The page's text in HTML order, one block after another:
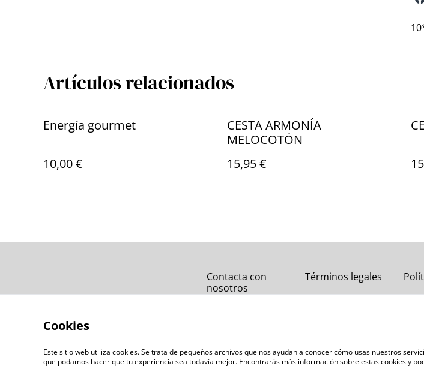
Artículos relacionados
Energía gourmet
10,00 €
CESTA ARMONÍA
MELOCOTÓN
15,95 €
Contacta con
nosotros
Términos legales
Cookies
Este sitio web utiliza cookies. Se trata de pequeños archivos que nos ayudan a conocer cómo usas nuestros
que podamos hacer que tu experiencia sea todavía mejor. Encontrarás más información sobre estas cookies y